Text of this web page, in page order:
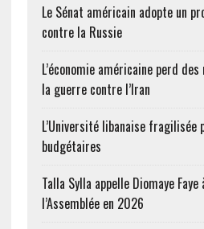
Le Sénat américain adopte un
contre la Russie
L’économie américaine perd
la guerre contre l’Iran
L’Université libanaise fragilisée
budgétaires
Talla Sylla appelle Diomaye
l’Assemblée en 2026